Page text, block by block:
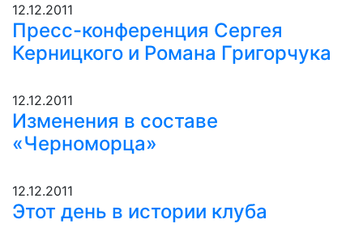
12.12.2011
Пресс-конференция Сергея
Керницкого и Романа Григорчука
12.12.2011
Изменения в составе
«Черноморца»
12.12.2011
Этот день в истории клуба